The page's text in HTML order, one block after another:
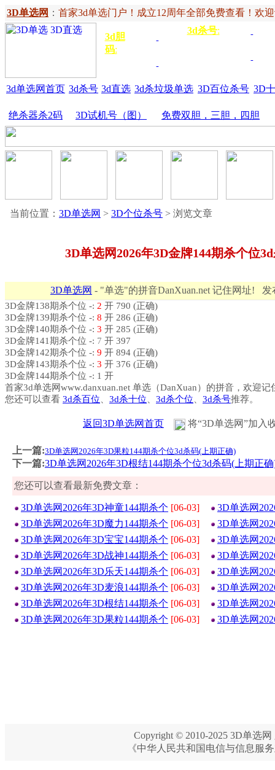
3D单选网 ： 首家3d单选门户！成立12周年全部免费查看！欢
3d胆
码:
3d杀号:
3d单选网首页 3d杀号 3d直选 3d杀垃圾单选 3D百位杀号 3D
绝杀器杀2码 3D试机号（图） 免费双胆，三胆，四胆
当前位置： 3D单选网 > 3D个位杀号 > 浏览文章
3D单选网2026年3D金牌144期杀个位
3D单选网 - "单选"的拼音DanXuan.net 记住网址! 发
3D金牌138期杀个位 -: 2 开 790 (正确)
3D金牌139期杀个位 -: 8 开 286 (正确)
3D金牌140期杀个位 -: 3 开 285 (正确)
3D金牌141期杀个位 -: 7 开 397
3D金牌142期杀个位 -: 9 开 894 (正确)
3D金牌143期杀个位 -: 3 开 376 (正确)
3D金牌144期杀个位 -: 1 开
首家3d单选网www.danxuan.net 单选（DanXuan）的拼音，欢迎记
您还可以查看 3d杀百位 3d杀十位 3d杀个位 3d杀号推荐。
返回3D单选网首页 将“3D单选网”加入
上一篇:3D单选网2026年3D果粒144期杀个位3d杀码(上期正确)
下一篇:3D单选网2026年3D根结144期杀个位3d杀码(上期正
您还可以查看最新免费文章：
3D单选网2026年3D神童144期杀个 [06-03]
3D单选网
3D单选网2026年3D魔力144期杀个 [06-03]
3D单选网
3D单选网2026年3D宝宝144期杀个 [06-03]
3D单选网
3D单选网2026年3D战神144期杀个 [06-03]
3D单选网
3D单选网2026年3D乐天144期杀个 [06-03]
3D单选网
3D单选网2026年3D麦浪144期杀个 [06-03]
3D单选网
3D单选网2026年3D根结144期杀个 [06-03]
3D单选网
3D单选网2026年3D果粒144期杀个 [06-03] 3D单选网
Copyright © 2010-2025 3D单选网
《中华人民共和国电信与信息服